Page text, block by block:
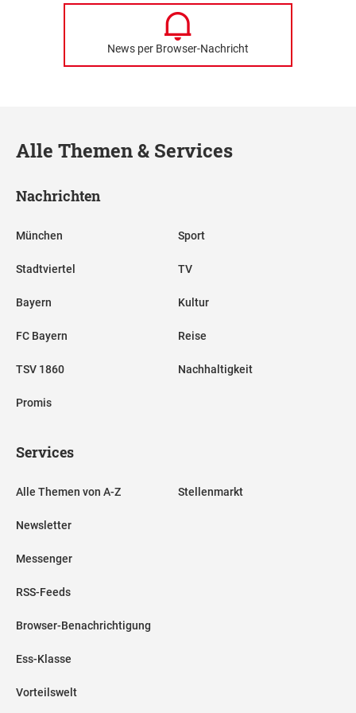
News per Browser-Nachricht
Alle Themen & Services
Nachrichten
München
Stadtviertel
Bayern
FC Bayern
TSV 1860
Promis
Sport
TV
Kultur
Reise
Nachhaltigkeit
Services
Alle Themen von A-Z
Newsletter
Messenger
RSS-Feeds
Browser-Benachrichtigung
Ess-Klasse
Vorteilswelt
Stellenmarkt